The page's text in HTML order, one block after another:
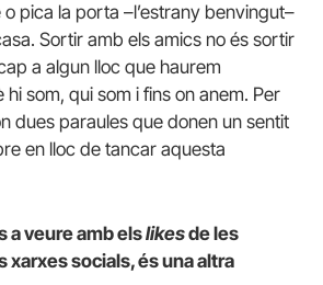
pica la porta –l’estrany benvingut–
Sortir amb els amics no és sortir
a algun lloc que haurem
hi som, qui som i fins on anem. Per
dues paraules que donen un sentit
en lloc de tancar aquesta
a veure amb elslikesde les
xarxes socials, és una altra